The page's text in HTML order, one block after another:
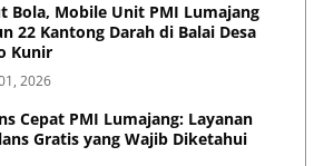
Bola, Mobile Unit PMI Lumajang
22 Kantong Darah di Balai Desa
Kunir
2026
Cepat PMI Lumajang: Layanan
Gratis yang Wajib Diketahui